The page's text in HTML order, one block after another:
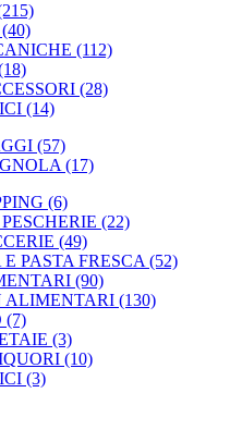
(40)
(112)
(28)
(14)
(57)
(17)
(6)
(22)
(49)
PASTA FRESCA (52)
(90)
ALIMENTARI (130)
(7)
(3)
(10)
(3)